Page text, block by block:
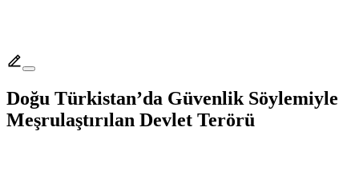
Doğu Türkistan’da Güvenlik Söylemiyle
Meşrulaştırılan Devlet Terörü